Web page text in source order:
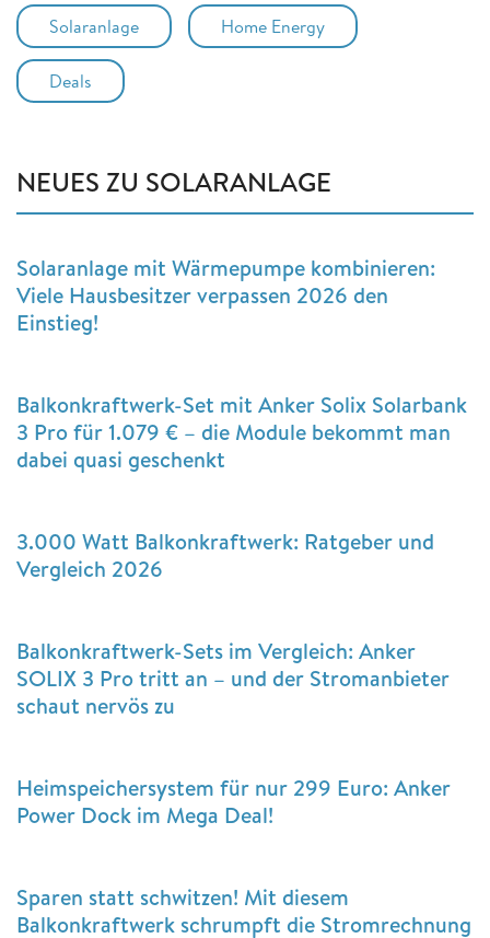
Solaranlage Home Energy
Deals
NEUES ZU SOLARANLAGE
Solaranlage mit Wärmepumpe kombinieren:
Viele Hausbesitzer verpassen 2026 den
Einstieg!
Balkonkraftwerk-Set mit Anker Solix Solarbank
3 Pro für 1.079 € – die Module bekommt man
dabei quasi geschenkt
3.000 Watt Balkonkraftwerk: Ratgeber und
Vergleich 2026
Balkonkraftwerk-Sets im Vergleich: Anker
SOLIX 3 Pro tritt an – und der Stromanbieter
schaut nervös zu
Heimspeichersystem für nur 299 Euro: Anker
Power Dock im Mega Deal!
Sparen statt schwitzen! Mit diesem
Balkonkraftwerk schrumpft die Stromrechnung